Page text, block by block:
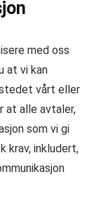
med oss
at vi kan
vårt eller
at alle avtaler,
som vi gi
krav, inkludert,